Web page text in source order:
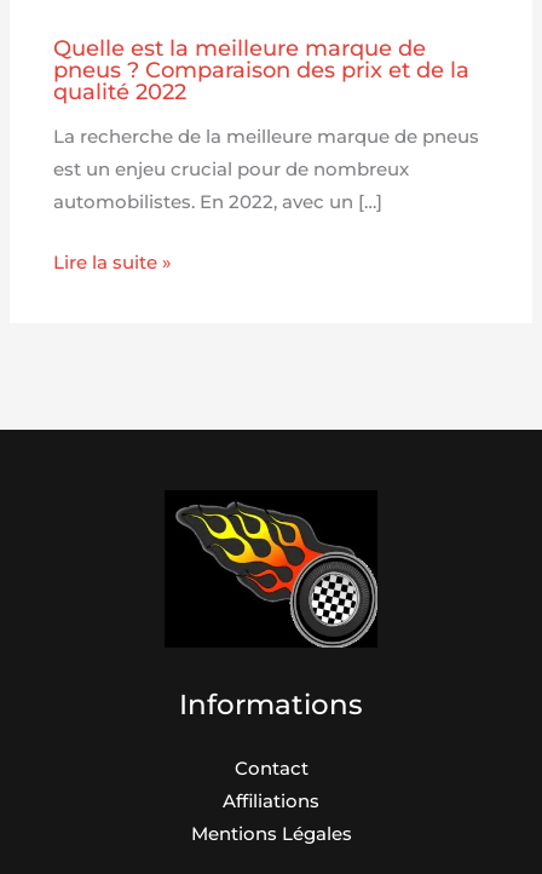
Quelle est la meilleure marque de
pneus ? Comparaison des prix et de la
qualité 2022
La recherche de la meilleure marque de pneus
est un enjeu crucial pour de nombreux
automobilistes. En 2022, avec un […]
Lire la suite »
Informations
Contact
Affiliations
Mentions Légales